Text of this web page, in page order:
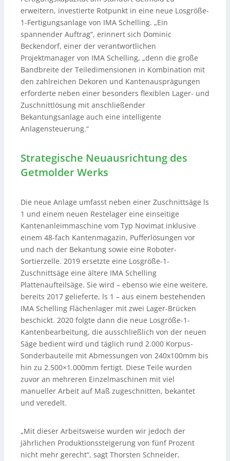
erweitern, investierte Rotpunkt in eine neue Losgröße-
1-Fertigungsanlage von IMA Schelling. „Ein
spannender Auftrag“, erinnert sich Dominic
Beckendorf, einer der verantwortlichen
Projektmanager von IMA Schelling, „denn die große
Bandbreite der Teiledimensionen in Kombination mit
den zahlreichen Dekoren und Kantenausprägungen
erforderte neben einer besonders flexiblen Lager- und
Zuschnittlösung mit anschließender
Bekantungsanlage auch eine intelligente
Anlagensteuerung.“
Strategische Neuausrichtung des
Getmolder Werks
Die neue Anlage umfasst neben einer Zuschnittsäge ls
1 und einem neuen Restelager eine einseitige
Kantenanleimmaschine vom Typ Novimat inklusive
einem 48-fach Kantenmagazin, Pufferlösungen vor
und nach der Bekantung sowie eine Roboter-
Sortierzelle. 2019 ersetzte eine Losgröße-1-
Zuschnittsäge eine ältere IMA Schelling
Plattenaufteilsäge. Sie wird – ebenso wie eine weitere,
bereits 2017 gelieferte, ls 1 – aus einem bestehenden
IMA Schelling Flächenlager mit zwei Lager-Brücken
beschickt. 2020 folgte dann die neue Losgröße-1-
Kantenbearbeitung, die ausschließlich von der neuen
Säge bedient wird und täglich rund 2.000 Korpus-
Sonderbauteile mit Abmessungen von 240x100mm bis
hin zu 2.500×1.000mm fertigt. Diese Teile wurden
zuvor an mehreren Einzelmaschinen mit viel
manueller Arbeit auf Maß zugeschnitten, bekantet
und veredelt.
„Mit dieser Arbeitsweise wurden wir jedoch der
jährlichen Produktionssteigerung von fünf Prozent
nicht mehr gerecht“, sagt Thorsten Schneider,